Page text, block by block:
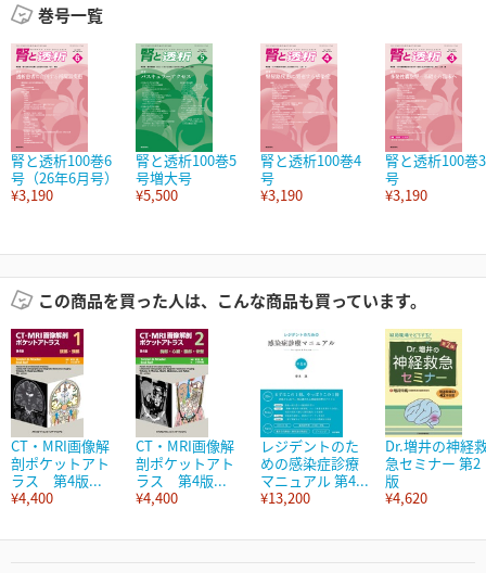
巻号一覧
腎と透析100巻6
号（26年6月号）
¥3,190
腎と透析100巻5
号増大号
¥5,500
腎と透析100巻4
号
¥3,190
腎と透析100巻3
号
¥3,190
この商品を買った人は、こんな商品も買っています。
CT・MRI画像解
剖ポケットアト
ラス 第4版...
¥4,400
CT・MRI画像解
剖ポケットアト
ラス 第4版...
¥4,400
レジデントのた
めの感染症診療
マニュアル 第4...
¥13,200
Dr.増井の神経
急セミナー 第2
版
¥4,620